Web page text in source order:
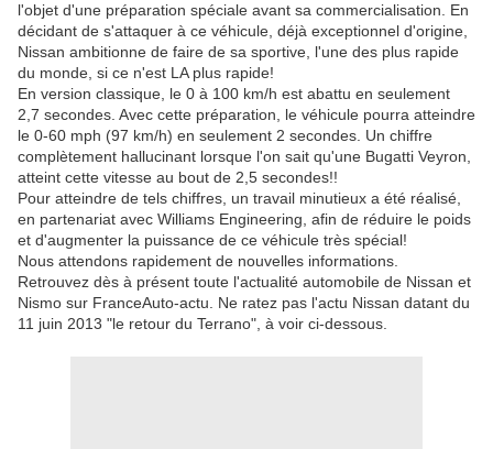
l'objet d'une préparation spéciale avant sa commercialisation. En
décidant de s'attaquer à ce véhicule, déjà exceptionnel d'origine,
Nissan ambitionne de faire de sa sportive, l'une des plus rapide
du monde, si ce n'est LA plus rapide!
En version classique, le 0 à 100 km/h est abattu en seulement
2,7 secondes. Avec cette préparation, le véhicule pourra atteindre
le 0-60 mph (97 km/h) en seulement 2 secondes. Un chiffre
complètement hallucinant lorsque l'on sait qu'une Bugatti Veyron,
atteint cette vitesse au bout de 2,5 secondes!!
Pour atteindre de tels chiffres, un travail minutieux a été réalisé,
en partenariat avec Williams Engineering, afin de réduire le poids
et d'augmenter la puissance de ce véhicule très spécial!
Nous attendons rapidement de nouvelles informations.
Retrouvez dès à présent toute l'actualité automobile de Nissan et
Nismo sur FranceAuto-actu. Ne ratez pas l'actu Nissan datant du
11 juin 2013 "le retour du Terrano", à voir ci-dessous.